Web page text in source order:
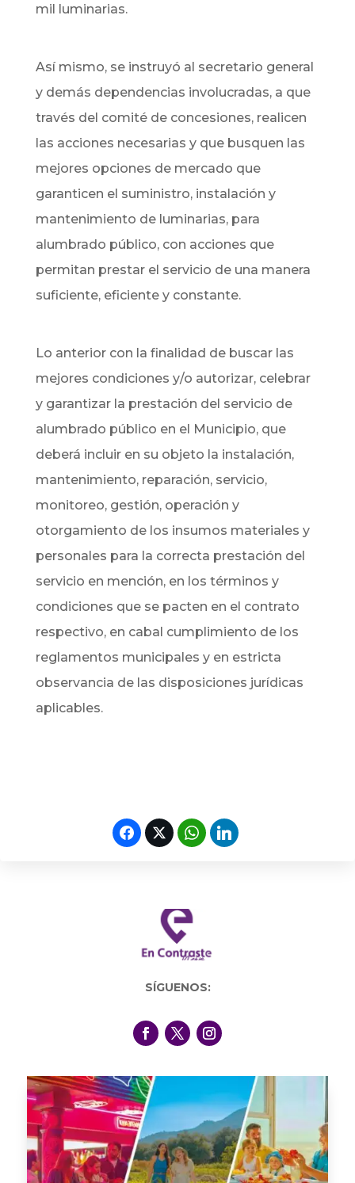
mil luminarias.
Así mismo, se instruyó al secretario general
y demás dependencias involucradas, a que
través del comité de concesiones, realicen
las acciones necesarias y que busquen las
mejores opciones de mercado que
garanticen el suministro, instalación y
mantenimiento de luminarias, para
alumbrado público, con acciones que
permitan prestar el servicio de una manera
suficiente, eficiente y constante.
Lo anterior con la finalidad de buscar las
mejores condiciones y/o autorizar, celebrar
y garantizar la prestación del servicio de
alumbrado público en el Municipio, que
deberá incluir en su objeto la instalación,
mantenimiento, reparación, servicio,
monitoreo, gestión, operación y
otorgamiento de los insumos materiales y
personales para la correcta prestación del
servicio en mención, en los términos y
condiciones que se pacten en el contrato
respectivo, en cabal cumplimiento de los
reglamentos municipales y en estricta
observancia de las disposiciones jurídicas
aplicables.
SÍGUENOS: